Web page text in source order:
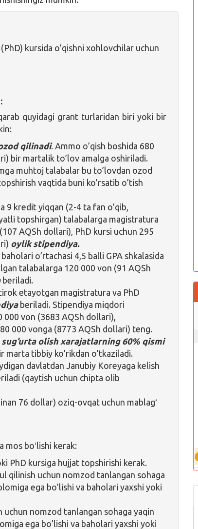
kursida o’qishni xohlovchilar uchun
quyidagi grant turlaridan biri yoki bir
qilinadi. Ammo o’qish boshida 680
bir martalik to’lov amalga oshiriladi.
muhtoj talabalar bu to’lovdan ozod
vaqtida buni ko’rsatib o’tish
9 kredit yiqqan (2-4 ta fan o’qib,
topshirgan) talabalarga magistratura
AQSh dollari), PhD kursi uchun 295
oylik stipendiya.
o’rtachasi 4,5 balli GPA shkalasida
talabalarga 120 000 von (91 AQSh
beriladi.
etayotgan magistratura va PhD
beriladi. Stipendiya miqdori
von (3683 AQSh dollari),
000 vonga (8773 AQSh dollari) teng.
sug’urta olish xarajatlarning 60% qismi
marta tibbiy ko’rikdan o’tkaziladi.
davlatdan Janubiy Koreyaga kelish
(qaytish uchun chipta olib
76 dollar) oziq-ovqat uchun mablagʻ
mos boʻlishi kerak:
PhD kursiga hujjat topshirishi kerak.
qilinish uchun nomzod tanlangan sohaga
ega bo’lishi va baholari yaxshi yoki
uchun nomzod tanlangan sohaga yaqin
ega bo’lishi va baholari yaxshi yoki